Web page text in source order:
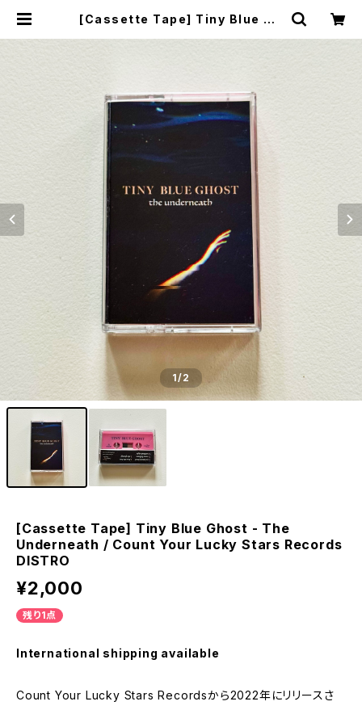
[Cassette Tape] Tiny Blue Gh
TRO | MALLET MUSIC
1/2
[Cassette Tape] Tiny Blue Ghost - The
Underneath / Count Your Lucky Stars Records
DISTRO
¥2,000
残り1点
International shipping available
Count Your Lucky Stars Recordsから2022年にリリースさ